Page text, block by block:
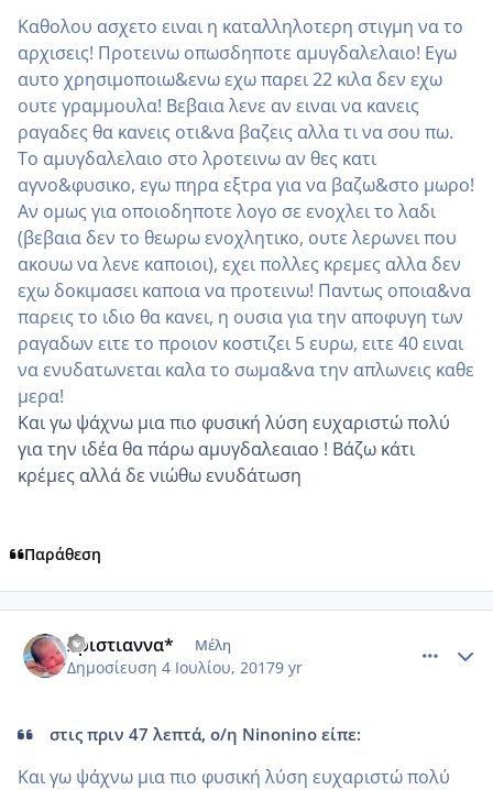
Καθολου ασχετο ειναι η καταλληλοτερη στιγμη να το
αρχισεις! Προτεινω οπωσδηποτε αμυγδαλελαιο! Εγω
αυτο χρησιμοποιω&ενω εχω παρει 22 κιλα δεν εχω
ουτε γραμμουλα! Βεβαια λενε αν ειναι να κανεις
ραγαδες θα κανεις οτι&να βαζεις αλλα τι να σου πω.
Το αμυγδαλελαιο στο λροτεινω αν θες κατι
αγνο&φυσικο, εγω πηρα εξτρα για να βαζω&στο μωρο!
Αν ομως για οποιοδηποτε λογο σε ενοχλει το λαδι
(βεβαια δεν το θεωρω ενοχλητικο, ουτε λερωνει που
ακουω να λενε καποιοι), εχει πολλες κρεμες αλλα δεν
εχω δοκιμασει καποια να προτεινω! Παντως οποια&να
παρεις το ιδιο θα κανει, η ουσια για την αποφυγη των
ραγαδων ειτε το προιον κοστιζει 5 ευρω, ειτε 40 ειναι
να ενυδατωνεται καλα το σωμα&να την απλωνεις καθε
μερα!
Και γω ψάχνω μια πιο φυσική λύση ευχαριστώ πολύ
για την ιδέα θα πάρω αμυγδαλεαιαο ! Βάζω κάτι
κρέμες αλλά δε νιώθω ενυδάτωση
Παράθεση
Χριστιαννα* Μέλη
Δημοσίευση 4 Ιουλίου, 20179 yr
στις πριν 47 λεπτά, ο/η Ninonino είπε:
Και γω ψάχνω μια πιο φυσική λύση ευχαριστώ πολύ